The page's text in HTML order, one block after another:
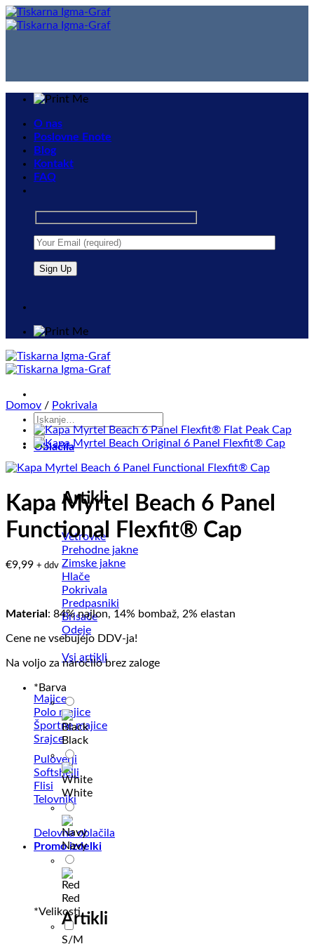
Skip
to
O nas
Poslovne Enote
Blog
Kontakt
FAQ
Išči:
Oblačila
Artikli
Vetrovke
Prehodne jakne
Zimske jakne
Hlače
Pokrivala
Predpasniki
Brisače
Odeje
Vsi artikli
Majice
Polo majice
Športne majice
Srajce
Puloverji
Softshelli
Flisi
Telovniki
Delovna oblačila
Promo izdelki
Artikli
Domov / Pokrivala
Kapa Myrtel Beach 6 Panel
Functional Flexfit® Cap
€9,99 + ddv
Material : 84% najlon, 14% bombaž, 2% elastan
Cene ne vsebujejo DDV-ja!
Na voljo za naročilo brez zaloge
* Barva
Black
White
Navy
Red
*Velikosti
S/M